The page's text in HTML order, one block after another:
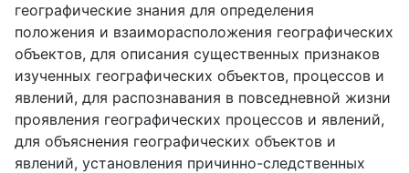
географические знания для определения
положения и взаиморасположения географических
объектов, для описания существенных признаков
изученных географических объектов, процессов и
явлений, для распознавания в повседневной жизни
проявления географических процессов и явлений,
для объяснения географических объектов и
явлений, установления причинно-следственных